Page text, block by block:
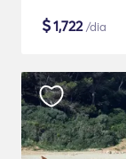
$1,722/dia